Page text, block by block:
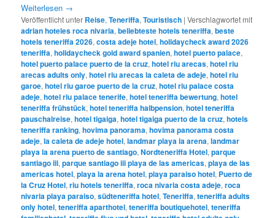
Weiterlesen →
Veröffentlicht unter Reise,Teneriffa,Touristisch |Verschlagwortet mit
adrian hoteles roca nivaria,beliebteste hotels teneriffa,beste
hotels teneriffa 2026,costa adeje hotel,holidaycheck award 2026
teneriffa,holidaycheck gold award spanien,hotel puerto palace,
hotel puerto palace puerto de la cruz,hotel riu arecas,hotel riu
arecas adults only,hotel riu arecas la caleta de adeje,hotel riu
garoe,hotel riu garoe puerto de la cruz,hotel riu palace costa
adeje,hotel riu palace tenerife,hotel teneriffa bewertung,hotel
teneriffa frühstück,hotel teneriffa halbpension,hotel teneriffa
pauschalreise,hotel tigaiga,hotel tigaiga puerto de la cruz,hotels
teneriffa ranking,hovima panorama,hovima panorama costa
adeje,la caleta de adeje hotel,landmar playa la arena,landmar
playa la arena puerto de santiago,Nordteneriffa Hotel,parque
santiago iii,parque santiago iii playa de las americas,playa de las
americas hotel,playa la arena hotel,playa paraiso hotel, Puerto de
la Cruz Hotel,riu hotels teneriffa,roca nivaria costa adeje,roca
nivaria playa paraiso,südteneriffa hotel,Teneriffa,teneriffa adults
only hotel,teneriffa aparthotel,teneriffa boutiquehotel,teneriffa